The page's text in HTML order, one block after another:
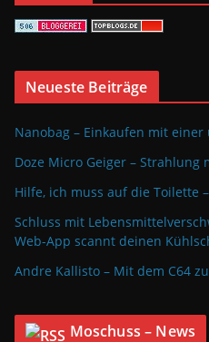
Neueste Beiträge
Nanobag – Einkaufen mit
Doze Micro Geiger – Strahlung
Hilfe, ich muss auf die Toilette
Schluss mit
Web-App scannt deinen
Andre Kallisto – Mit dem C64
Moschuss – News